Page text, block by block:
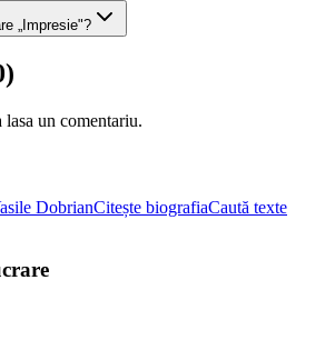
„Impresie"?
)
lasa un comentariu.
DobrianCitește biografiaCaută texte